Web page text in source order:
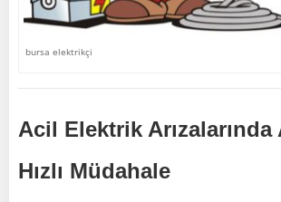
bursa elektrikçi
Acil Elektrik Arızalarında
Hızlı Müdahale